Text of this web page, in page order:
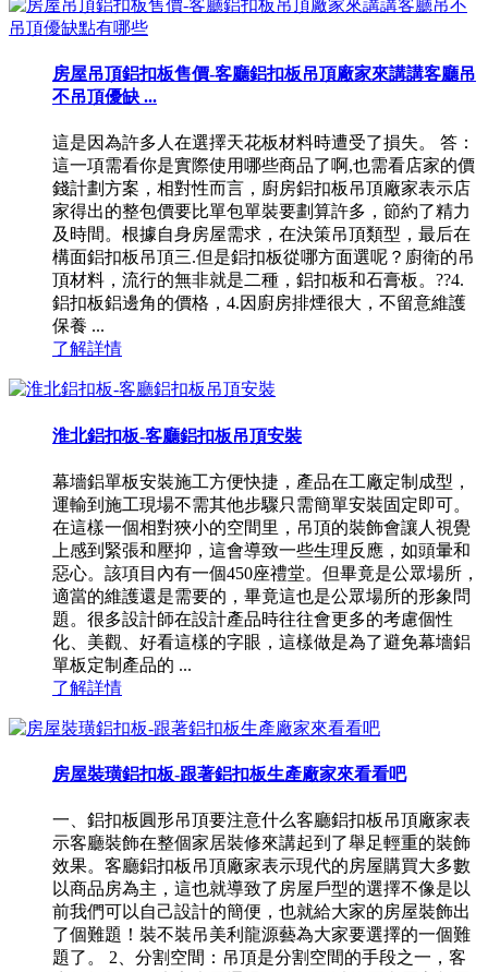
房屋吊頂鋁扣板售價-客廳鋁扣板吊頂廠家來講講客廳吊
不吊頂優缺 ...
這是因為許多人在選擇天花板材料時遭受了損失。 答：
這一項需看你是實際使用哪些商品了啊,也需看店家的價
錢計劃方案，相對性而言，廚房鋁扣板吊頂廠家表示店
家得出的整包價要比單包單裝要劃算許多，節約了精力
及時間。根據自身房屋需求，在決策吊頂類型，最后在
構面鋁扣板吊頂三.但是鋁扣板從哪方面選呢？廚衛的吊
頂材料，流行的無非就是二種，鋁扣板和石膏板。??4.
鋁扣板鋁邊角的價格，4.因廚房排煙很大，不留意維護
保養 ...
了解詳情
淮北鋁扣板-客廳鋁扣板吊頂安裝
幕墻鋁單板安裝施工方便快捷，產品在工廠定制成型，
運輸到施工現場不需其他步驟只需簡單安裝固定即可。
在這樣一個相對狹小的空間里，吊頂的裝飾會讓人視覺
上感到緊張和壓抑，這會導致一些生理反應，如頭暈和
惡心。該項目內有一個450座禮堂。但畢竟是公眾場所，
適當的維護還是需要的，畢竟這也是公眾場所的形象問
題。很多設計師在設計產品時往往會更多的考慮個性
化、美觀、好看這樣的字眼，這樣做是為了避免幕墻鋁
單板定制產品的 ...
了解詳情
房屋裝璜鋁扣板-跟著鋁扣板生產廠家來看看吧
一、鋁扣板圓形吊頂要注意什么客廳鋁扣板吊頂廠家表
示客廳裝飾在整個家居裝修來講起到了舉足輕重的裝飾
效果。客廳鋁扣板吊頂廠家表示現代的房屋購買大多數
以商品房為主，這也就導致了房屋戶型的選擇不像是以
前我們可以自己設計的簡便，也就給大家的房屋裝飾出
了個難題！裝不裝吊美利龍源藝為大家要選擇的一個難
題了。 2、分割空間：吊頂是分割空間的手段之一，客